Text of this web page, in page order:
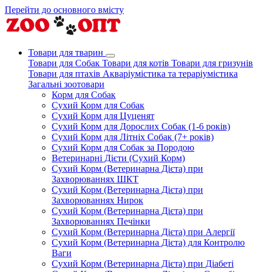
Перейти до основного вмісту
Товари для тварин
Товари для Собак Товари для котів Товари для гризунів
Товари для птахів Акваріумістика та тераріумістика
Загальні зоотовари
Корм для Собак
Сухий Корм для Собак
Сухий Корм для Цуценят
Сухий Корм для Дорослих Собак (1-6 років)
Сухий Корм для Літніх Собак (7+ років)
Сухий Корм для Собак за Породою
Ветеринарні Дієти (Сухий Корм)
Сухий Корм (Ветеринарна Дієта) при
Захворюваннях ШКТ
Сухий Корм (Ветеринарна Дієта) при
Захворюваннях Нирок
Сухий Корм (Ветеринарна Дієта) при
Захворюваннях Печінки
Сухий Корм (Ветеринарна Дієта) при Алергії
Сухий Корм (Ветеринарна Дієта) для Контролю
Ваги
Сухий Корм (Ветеринарна Дієта) при Діабеті